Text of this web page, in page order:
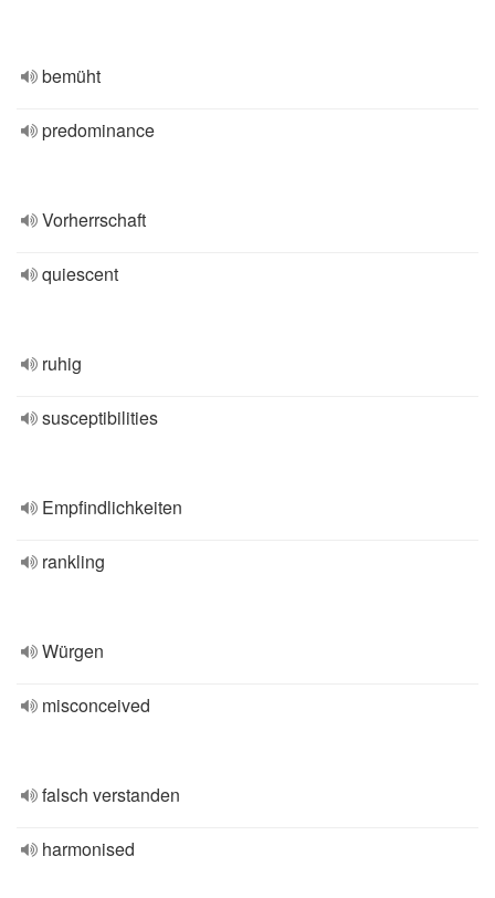
bemüht
predominance
Vorherrschaft
quiescent
ruhig
susceptibilities
Empfindlichkeiten
rankling
Würgen
misconceived
falsch verstanden
harmonised